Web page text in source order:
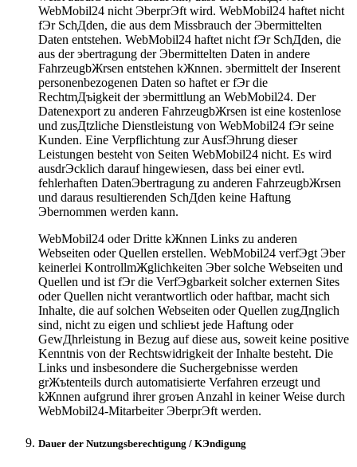
WebMobil24 nicht ЭberprЭft wird. WebMobil24 haftet nicht
fЭr SchДden, die aus dem Missbrauch der Эbermittelten
Daten entstehen. WebMobil24 haftet nicht fЭr SchДden, die
aus der эbertragung der Эbermittelten Daten in andere
FahrzeugbЖrsen entstehen kЖnnen. эbermittelt der Inserent
personenbezogenen Daten so haftet er fЭr die
RechtmДъigkeit der эbermittlung an WebMobil24. Der
Datenexport zu anderen FahrzeugbЖrsen ist eine kostenlose
und zusДtzliche Dienstleistung von WebMobil24 fЭr seine
Kunden. Eine Verpflichtung zur AusfЭhrung dieser
Leistungen besteht von Seiten WebMobil24 nicht. Es wird
ausdrЭcklich darauf hingewiesen, dass bei einer evtl.
fehlerhaften DatenЭbertragung zu anderen FahrzeugbЖrsen
und daraus resultierenden SchДden keine Haftung
Эbernommen werden kann.
WebMobil24 oder Dritte kЖnnen Links zu anderen
Webseiten oder Quellen erstellen. WebMobil24 verfЭgt Эber
keinerlei KontrollmЖglichkeiten Эber solche Webseiten und
Quellen und ist fЭr die VerfЭgbarkeit solcher externen Sites
oder Quellen nicht verantwortlich oder haftbar, macht sich
Inhalte, die auf solchen Webseiten oder Quellen zugДnglich
sind, nicht zu eigen und schlieъt jede Haftung oder
GewДhrleistung in Bezug auf diese aus, soweit keine positive
Kenntnis von der Rechtswidrigkeit der Inhalte besteht. Die
Links und insbesondere die Suchergebnisse werden
grЖъtenteils durch automatisierte Verfahren erzeugt und
kЖnnen aufgrund ihrer groъen Anzahl in keiner Weise durch
WebMobil24-Mitarbeiter ЭberprЭft werden.
Dauer der Nutzungsberechtigung / KЭndigung